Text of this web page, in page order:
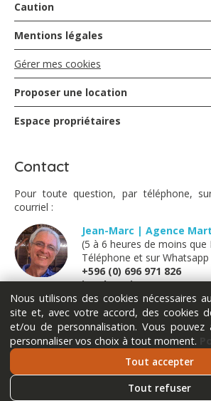
Caution
Mentions légales
Gérer mes cookies
Proposer une location
Espace propriétaires
Contact
Pour toute question, par téléphone,
courriel :
Jean-Marc | Agence
(5 à 6 heures de moins que
Téléphone et sur Whatsapp
+596 (0) 696 971 826
jm@locations-vue-
Marion | France
(Lundi - Mardi - Jeudi -
Téléphone et sur Whatsapp
+33 (0) 611 289 121
marion@locations-vue-
Nous utilisons des cookies nécessaires
site et, avec votre accord, des cookies
et/ou de personnalisation. Vous pouvez
personnaliser vos choix à tout moment.
Tout accepter
Tout refuser